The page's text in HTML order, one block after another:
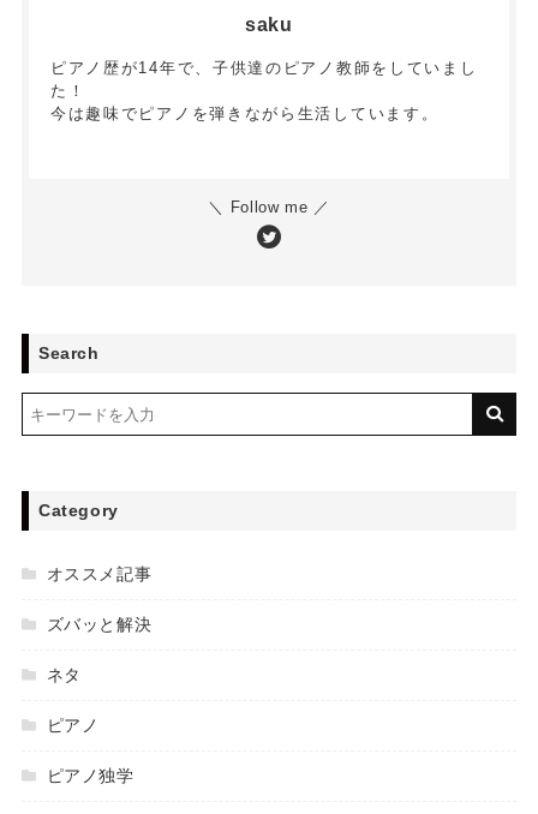
saku
ピアノ歴が14年で、子供達のピアノ教師をしていまし
た！
今は趣味でピアノを弾きながら生活しています。
＼ Follow me ／
Search
Category
オススメ記事
ズバッと解決
ネタ
ピアノ
ピアノ独学